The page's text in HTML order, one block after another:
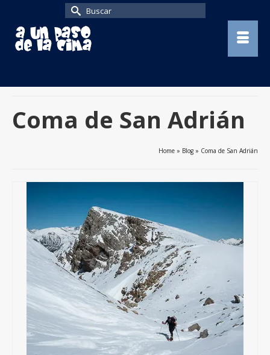
Buscar
por:
Coma de San Adrián
Home » Blog » Coma de San Adrián